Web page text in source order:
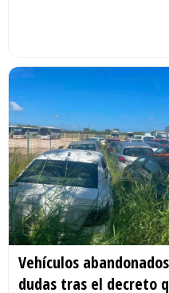
Vehículos
dudas tras el decreto